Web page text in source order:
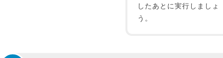
したあとに実行しましょ
う。